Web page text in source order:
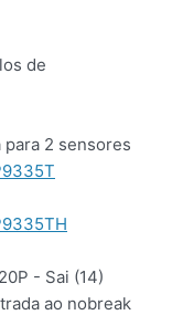
de
para 2 sensores
- Sai (14)
ao nobreak